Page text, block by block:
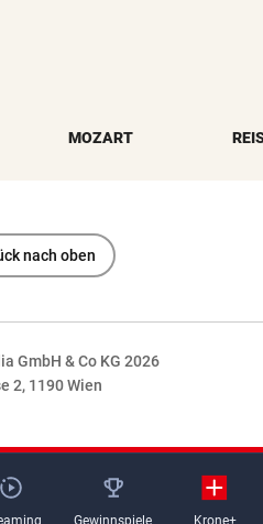
MOZART
nach oben
GmbH & Co KG 2026
2, 1190 Wien
Gewinnspiele Krone+